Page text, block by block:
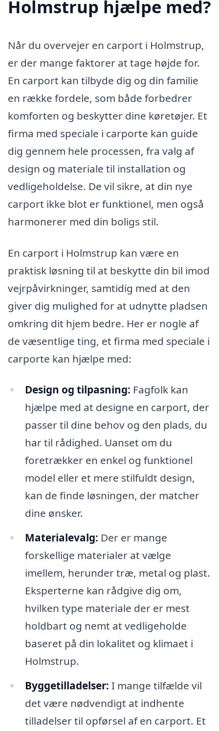
Holmstrup hjælpe med?
Når du overvejer en carport i Holmstrup,
er der mange faktorer at tage højde for.
En carport kan tilbyde dig og din familie
en række fordele, som både forbedrer
komforten og beskytter dine køretøjer. Et
firma med speciale i carporte kan guide
dig gennem hele processen, fra valg af
design og materiale til installation og
vedligeholdelse. De vil sikre, at din nye
carport ikke blot er funktionel, men også
harmonerer med din boligs stil.
En carport i Holmstrup kan være en
praktisk løsning til at beskytte din bil imod
vejrpåvirkninger, samtidig med at den
giver dig mulighed for at udnytte pladsen
omkring dit hjem bedre. Her er nogle af
de væsentlige ting, et firma med speciale i
carporte kan hjælpe med:
Design og tilpasning: Fagfolk kan
hjælpe med at designe en carport, der
passer til dine behov og den plads, du
har til rådighed. Uanset om du
foretrækker en enkel og funktionel
model eller et mere stilfuldt design,
kan de finde løsningen, der matcher
dine ønsker.
Materialevalg: Der er mange
forskellige materialer at vælge
imellem, herunder træ, metal og plast.
Eksperterne kan rådgive dig om,
hvilken type materiale der er mest
holdbart og nemt at vedligeholde
baseret på din lokalitet og klimaet i
Holmstrup.
Byggetilladelser: I mange tilfælde vil
det være nødvendigt at indhente
tilladelser til opførsel af en carport. Et